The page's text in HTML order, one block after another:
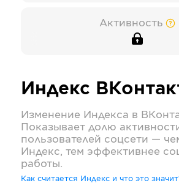
Активность
Индекс
Изменение Индекса в
Показывает долю
пользователей соцсети —
Индекс, тем эффективнее
работы.
Как считается Индекс и что это